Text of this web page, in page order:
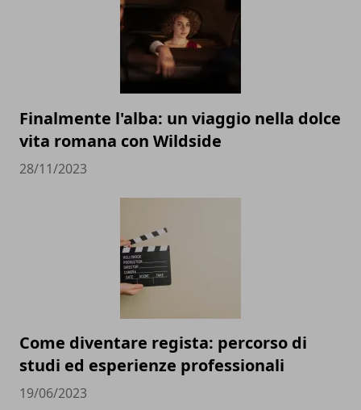
Finalmente l'alba: un viaggio nella dolce
vita romana con Wildside
28/11/2023
Come diventare regista: percorso di
studi ed esperienze professionali
19/06/2023